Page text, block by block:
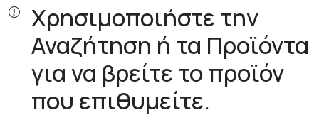
Χρησιμοποιήστε την
Αναζήτηση ή τα Προϊόντα
για να βρείτε το προϊόν
που επιθυμείτε.